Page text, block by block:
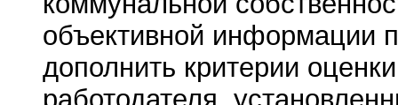
объективной информации
дополнить критерии